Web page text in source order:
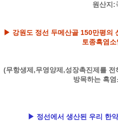
원산지:
▶ 강원도 정선 두메산골 150만평의
토종흑염
(무항생제,무영양제,성장촉진제를
방목하는 흑
▶ 정선에서 생산된 우리 한